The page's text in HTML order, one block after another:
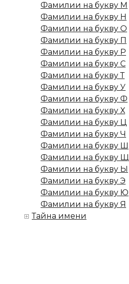
Фамилии на букву М
Фамилии на букву Н
Фамилии на букву О
Фамилии на букву П
Фамилии на букву Р
Фамилии на букву С
Фамилии на букву Т
Фамилии на букву У
Фамилии на букву Ф
Фамилии на букву Х
Фамилии на букву Ц
Фамилии на букву Ч
Фамилии на букву Ш
Фамилии на букву Щ
Фамилии на букву Ы
Фамилии на букву Э
Фамилии на букву Ю
Фамилии на букву Я
Тайна имени